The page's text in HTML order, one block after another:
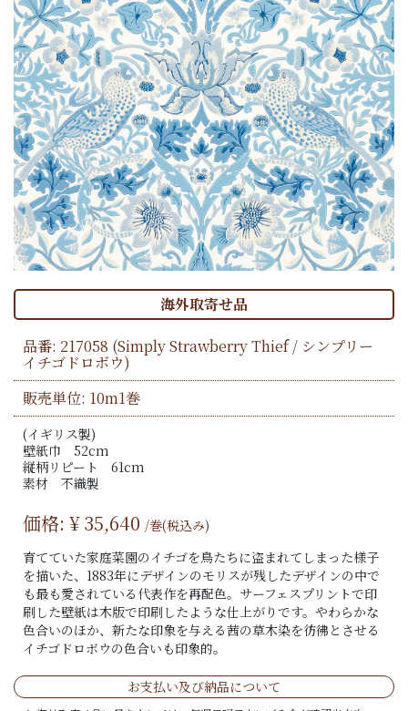
海外取寄せ品
品番: 217058 (Simply Strawberry Thief / シンプリー
イチゴドロボウ)
販売単位: 10m1巻
(イギリス製)
壁紙巾 52cm
縦柄リピート 61cm
素材 不織製
価格: ¥35,640 /巻(税込み)
育てていた家庭菜園のイチゴを鳥たちに盗まれてしまった様子
を描いた、1883年にデザインのモリスが残したデザインの中で
も最も愛されている代表作を再配色。サーフェスプリントで印
刷した壁紙は木版で印刷したような仕上がりです。やわらかな
色合いのほか、新たな印象を与える茜の草木染を彷彿とさせる
イチゴドロボウの色合いも印象的。
お支払い及び納品について